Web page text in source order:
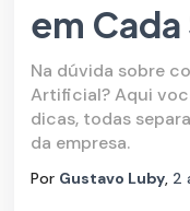
em
Na dúvida sobre
Artificial? Aqui
dicas, todas
da empresa.
Por Gustavo Luby, 2